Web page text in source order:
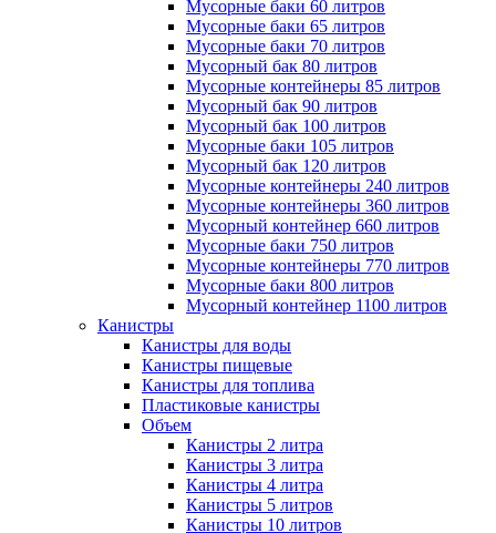
Мусорные баки 60 литров
Мусорные баки 65 литров
Мусорные баки 70 литров
Мусорный бак 80 литров
Мусорные контейнеры 85 литров
Мусорный бак 90 литров
Мусорный бак 100 литров
Мусорные баки 105 литров
Мусорный бак 120 литров
Мусорные контейнеры 240 литров
Мусорные контейнеры 360 литров
Мусорный контейнер 660 литров
Мусорные баки 750 литров
Мусорные контейнеры 770 литров
Мусорные баки 800 литров
Мусорный контейнер 1100 литров
Канистры
Канистры для воды
Канистры пищевые
Канистры для топлива
Пластиковые канистры
Объем
Канистры 2 литра
Канистры 3 литра
Канистры 4 литра
Канистры 5 литров
Канистры 10 литров